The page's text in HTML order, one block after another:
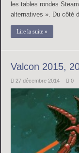
les tables rondes
alternatives ». Du côté
Lire la suite »
Valcon 2015,
27 décembre 2014 0